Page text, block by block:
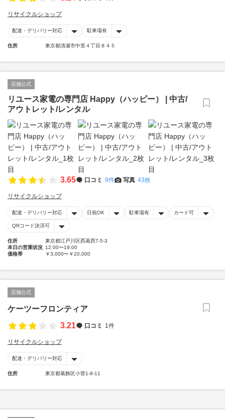
リサイクルショップ
配達・デリバリー対応 駐車場有
住所 東京都清瀬市中里４丁目８４５
店舗公式
リユース家電の専門店 Happy（ハッピー） | 中古/
アウトレット/レンタル
3.65 口コミ 9件 写真 43枚
リサイクルショップ
配達・デリバリー対応 日祝OK 駐車場有 カード可
QRコード決済可
住所
東京都江戸川区西葛西7-5-3
本日の営業状況 12:00〜19:00
価格帯
￥3,000〜￥20,000
店舗公式
ケーツーフロンティア
3.21
口コミ 1件
リサイクルショップ
配達・デリバリー対応
住所 東京都葛飾区小菅1-9-11